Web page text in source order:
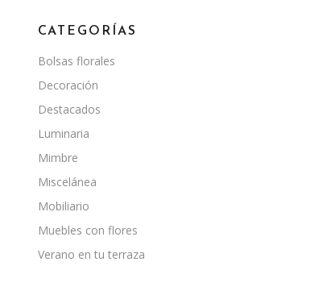
CATEGORÍAS
Bolsas florales
Decoración
Destacados
Luminaria
Mimbre
Miscelánea
Mobiliario
Muebles con flores
Verano en tu terraza